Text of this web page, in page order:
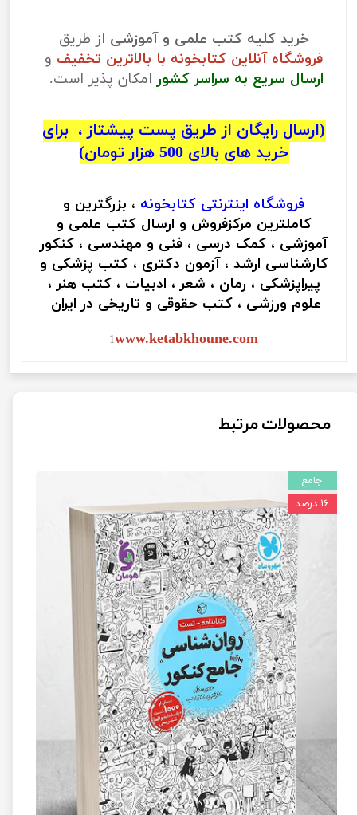
خرید کلیه کتب علمی و آموزشی از طریق
فروشگاه آنلاین کتابخونه با بالاترین تخفیف و
ارسال سریع به سراسر کشور امکان پذیر است.
(ارسال رایگان از طریق پست پیشتاز ، برای
خرید های بالای 500 هزار تومان)
فروشگاه اینترنتی کتابخونه ، بزرگترین و
کاملترین مرکزفروش و ارسال کتب علمی و
آموزشی ، کمک درسی ، فنی و مهندسی ، کنکور
کارشناسی ارشد ، آزمون دکتری ، کتب پزشکی و
پیراپزشکی ، رمان ، شعر ، ادبیات ، کتب هنر ،
علوم ورزشی ، کتب حقوقی و تاریخی در ایران
1www.ketabkhoune.com
محصولات مرتبط
جامع
۱۶ درصد